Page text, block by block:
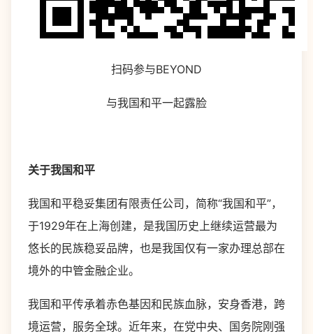
扫码参与BEYOND
与我国和平一起露脸
关于我国和平
我国和平稳妥集团有限责任公司，简称“我国和平”，
于1929年在上海创建，是我国历史上继续运营最为
悠长的民族稳妥品牌，也是我国仅有一家办理总部在
境外的中管金融企业。
我国和平传承着赤色基因和民族血脉，安身香港，跨
境运营，服务全球。近年来，在党中央、国务院刚强